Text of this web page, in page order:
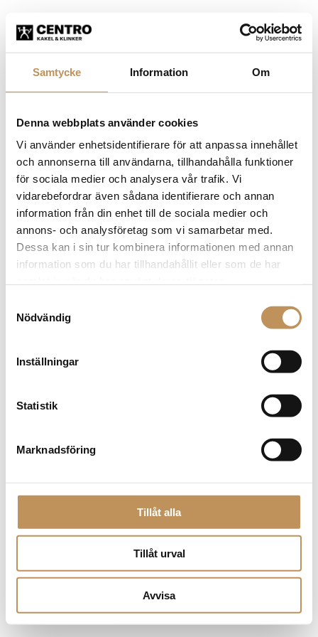
Samtycke Information Om
Denna webbplats använder cookies
Vi använder enhetsidentifierare för att anpassa innehållet
och annonserna till användarna, tillhandahålla funktioner
för sociala medier och analysera vår trafik. Vi
vidarebefordrar även sådana identifierare och annan
information från din enhet till de sociala medier och
annons- och analysföretag som vi samarbetar med.
Dessa kan i sin tur kombinera informationen med annan
information som du har tillhandahållit eller som de har
Nödvändig
Inställningar
Statistik
Marknadsföring
Tillåt alla
Tillåt urval
Avvisa
Application error: a client-side exception has occurred (see the
browser console for more information)